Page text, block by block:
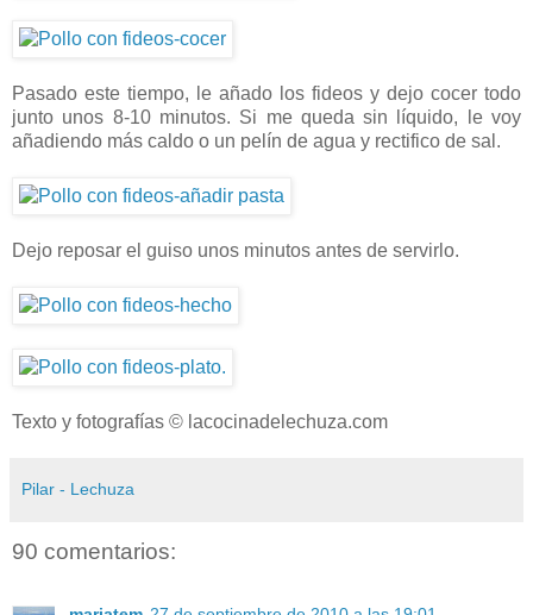
Pasado este tiempo, le añado los fideos y dejo cocer todo
junto unos 8-10 minutos. Si me queda sin líquido, le voy
añadiendo más caldo o un pelín de agua y rectifico de sal.
Dejo reposar el guiso unos minutos antes de servirlo.
Texto y fotografías © lacocinadelechuza.com
Pilar - Lechuza
90 comentarios: